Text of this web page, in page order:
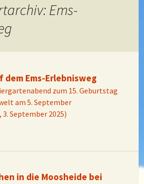
Ems-
dem Ems-Erlebnisweg
zum 15. Geburtstag
am 5. September
September 2025)
in die Moosheide bei